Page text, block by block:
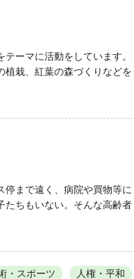
ーマに活動をしています。
植栽、紅葉の森づくりなどを
まで遠く、病院や買物等に
たちもいない。そんな高齢者
・スポーツ
人権・平和